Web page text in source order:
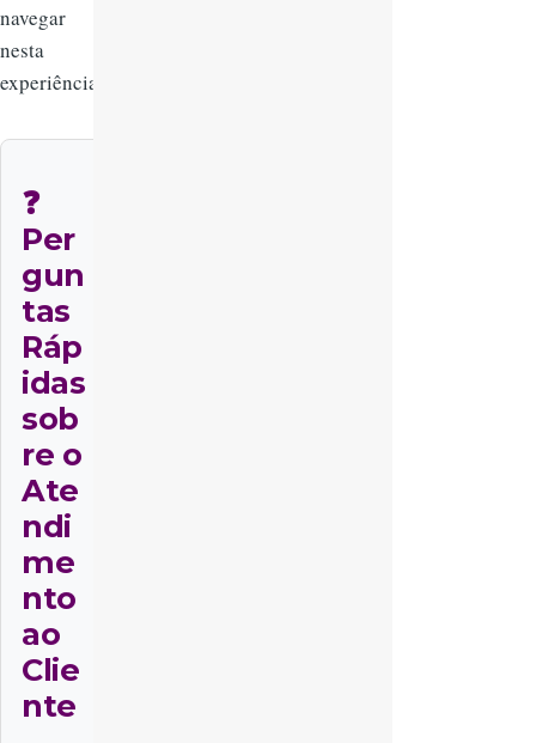
navegar
nesta
experiência.
❓
Per
gun
tas
Ráp
idas
sob
re o
Ate
ndi
me
nto
ao
Clie
nte